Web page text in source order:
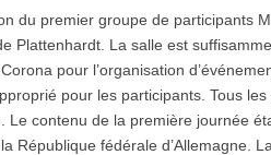
du premier groupe de participants
Plattenhardt. La salle est
pour l’organisation
pour les participants. Tous
Le contenu de la première journée
République fédérale d’Allemagne.